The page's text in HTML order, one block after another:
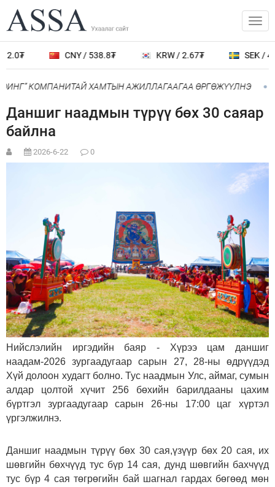
CNY / 538.8₮ KRW / 2.67₮ SEK /
КОМПАНИТАЙ ХАМТЫН АЖИЛЛАГААГАА ӨРГӨЖҮҮЛНЭ
Даншиг наадмын түрүү бөх 30 саяар
байлна
2026-6-22 0
Нийслэлийн иргэдийн баяр - Хүрээ цам даншиг
наадам-2026 зургаадугаар сарын 27, 28-ны өдрүүдэд
Хүй долоон худагт болно. Тус наадмын Улс, аймаг, сумын
алдар цолтой хүчит 256 бөхийн барилдааны цахим
бүртгэл зургаадугаар сарын 26-ны 17:00 цаг хүртэл
үргэлжилнэ.
Даншиг наадмын түрүү бөх 30 сая,үзүүр бөх 20 сая, их
шөвгийн бөхчүүд тус бүр 14 сая, дунд шөвгийн бахчүүд
тус бүр 4 сая төгрөгийн бай шагнал гардах бөгөөд мөн